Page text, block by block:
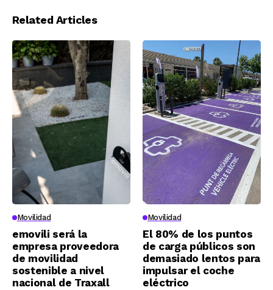
Related Articles
Movilidad
emovili será la
empresa proveedora
de movilidad
sostenible a nivel
nacional de Traxall
Movilidad
El 80% de los puntos
de carga públicos son
demasiado lentos para
impulsar el coche
eléctrico